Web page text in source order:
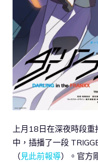
上月18日在深夜時段重
中，插播了一段
（ 見此前報導）。官方